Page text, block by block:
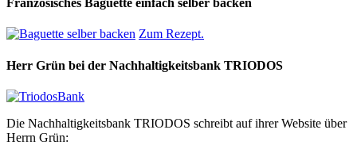
Französisches Baguette einfach selber backen
Zum Rezept.
Herr Grün bei der Nachhaltigkeitsbank TRIODOS
Die Nachhaltigkeitsbank TRIODOS schreibt auf ihrer Website über
Herrn Grün: